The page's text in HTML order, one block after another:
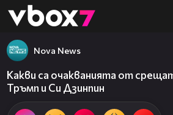
👾
Nova News
Какви са очакванията от
Тръмп и Си Дзинпин